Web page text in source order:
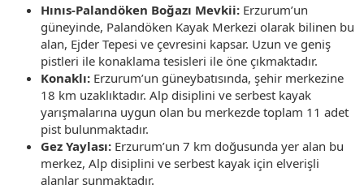
Hınıs-Palandöken Boğazı Mevkii: Erzurum’un
güneyinde, Palandöken Kayak Merkezi olarak bilinen bu
alan, Ejder Tepesi ve çevresini kapsar. Uzun ve geniş
pistleri ile konaklama tesisleri ile öne çıkmaktadır.
Konaklı: Erzurum’un güneybatısında, şehir merkezine
18 km uzaklıktadır. Alp disiplini ve serbest kayak
yarışmalarına uygun olan bu merkezde toplam 11 adet
pist bulunmaktadır.
Gez Yaylası: Erzurum’un 7 km doğusunda yer alan bu
merkez, Alp disiplini ve serbest kayak için elverişli
alanlar sunmaktadır.